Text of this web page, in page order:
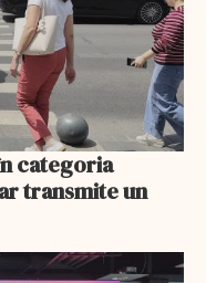
categoria
transmite un